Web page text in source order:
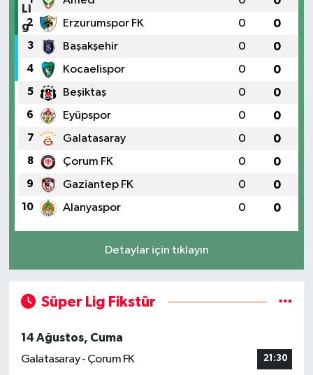
2 Erzurumspor FK 0 0
3 Başakşehir 0 0
4 Kocaelispor 0 0
5 Beşiktaş 0 0
6 Eyüpspor 0 0
7 Galatasaray 0 0
8 Çorum FK 0 0
9 Gaziantep FK 0 0
10 Alanyaspor 0 0
Detaylar için tıklayın
Süper Lig Fikstür
14 Ağustos, Cuma
Galatasaray - Çorum FK
21:30